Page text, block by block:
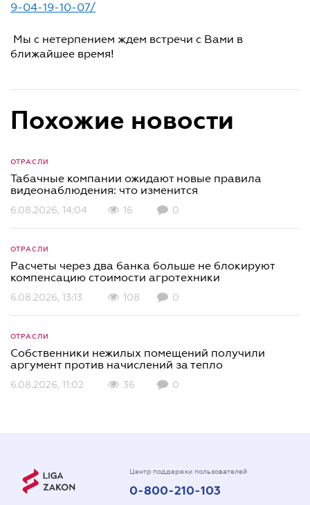
9-04-19-10-07/
Мы с нетерпением ждем встречи с Вами в
ближайшее время!
Похожие новости
ОТРАСЛИ
Табачные компании ожидают новые правила
видеонаблюдения: что изменится
6.08.2026, 14:04 16 0
ОТРАСЛИ
Расчеты через два банка больше не блокируют
компенсацию стоимости агротехники
6.08.2026, 13:13 108 0
ОТРАСЛИ
Собственники нежилых помещений получили
аргумент против начислений за тепло
6.08.2026, 11:02 36 0
Центр поддержки пользователей
0-800-210-103